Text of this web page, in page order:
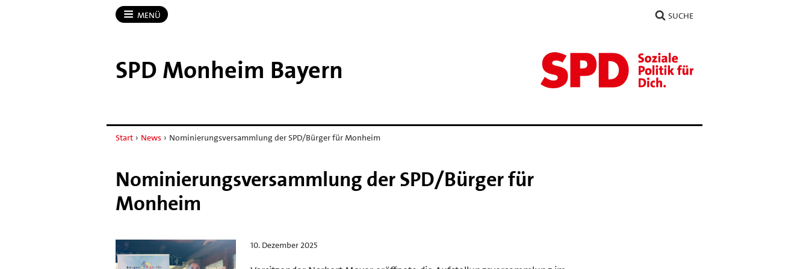
MENÜ SUCHE
SPD Monheim Bayern
Start › News › Nominierungsversammlung der SPD/Bürger für Monheim
Nominierungsversammlung der SPD/Bürger für
Monheim
10. Dezember 2025